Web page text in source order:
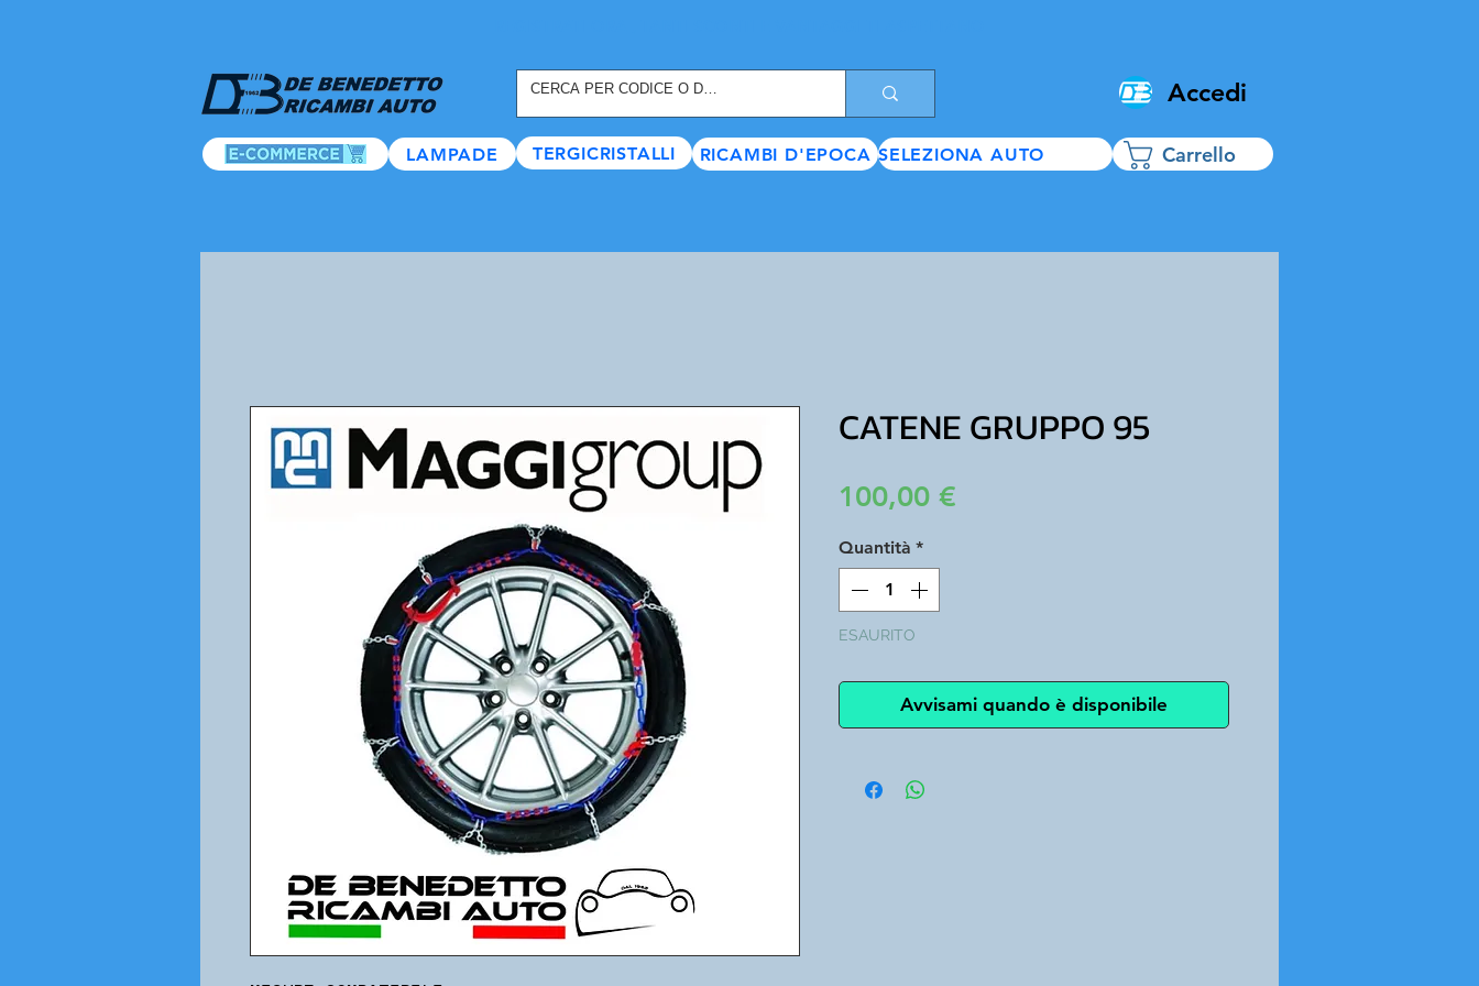
LAMPADE TERGICRISTALLI RICAMBI D'EPOCA SELEZIONA AUTO
Accedi
Carrello
CATENE GRUPPO 95
100,00 €
Quantità *
ESAURITO
Avvisami quando è disponibile